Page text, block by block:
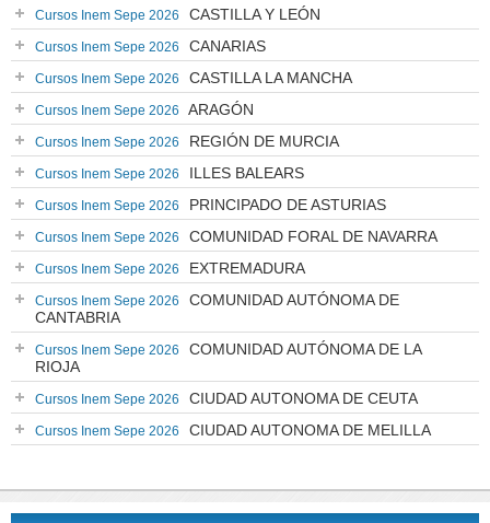
Cursos Inem Sepe 2026 CASTILLA Y LEÓN
Cursos Inem Sepe 2026 CANARIAS
Cursos Inem Sepe 2026 CASTILLA LA MANCHA
Cursos Inem Sepe 2026 ARAGÓN
Cursos Inem Sepe 2026 REGIÓN DE MURCIA
Cursos Inem Sepe 2026 ILLES BALEARS
Cursos Inem Sepe 2026 PRINCIPADO DE ASTURIAS
Cursos Inem Sepe 2026 COMUNIDAD FORAL DE NAVARRA
Cursos Inem Sepe 2026 EXTREMADURA
Cursos Inem Sepe 2026
COMUNIDAD AUTÓNOMA DE
CANTABRIA
Cursos Inem Sepe 2026
COMUNIDAD AUTÓNOMA DE LA
RIOJA
Cursos Inem Sepe 2026 CIUDAD AUTONOMA DE CEUTA
Cursos Inem Sepe 2026 CIUDAD AUTONOMA DE MELILLA